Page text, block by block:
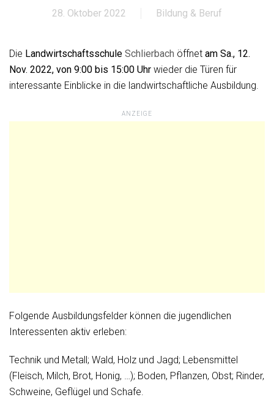
28. Oktober 2022 Bildung & Beruf
Die Landwirtschaftsschule Schlierbach öffnet am Sa., 12.
Nov. 2022, von 9:00 bis 15:00 Uhr wieder die Türen für
interessante Einblicke in die landwirtschaftliche Ausbildung.
ANZEIGE
Folgende Ausbildungsfelder können die jugendlichen
Interessenten aktiv erleben:
Technik und Metall; Wald, Holz und Jagd; Lebensmittel
(Fleisch, Milch, Brot, Honig, …); Boden, Pflanzen, Obst; Rinder,
Schweine, Geflügel und Schafe.